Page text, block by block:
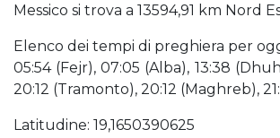
Messico si trova a 13594,91 km Nord
Elenco dei tempi di preghiera per
05:54 (Fejr), 07:05 (Alba), 13:38
20:12 (Tramonto), 20:12 (Maghreb),
Latitudine: 19,1650390625